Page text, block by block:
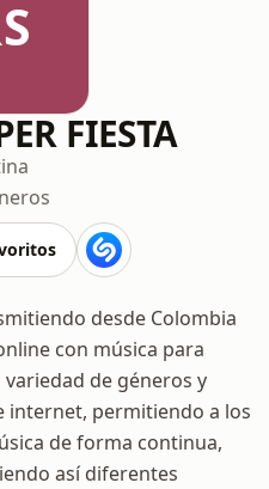
FIESTA
desde Colombia
con música para
de géneros y
internet, permitiendo a los
de forma continua,
así diferentes